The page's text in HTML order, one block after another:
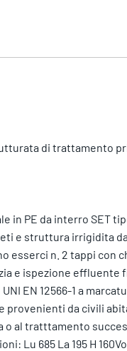
di trattamento
in PE da interro SET
e struttura irrigidita
esserci n. 2 tappi con
e ispezione effluente
EN 12566-1 a
da civili
al tratttamento
Lu 685 La 195 H